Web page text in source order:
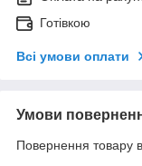
Готівкою
Всі умови оплати
Умови
Повернення товару